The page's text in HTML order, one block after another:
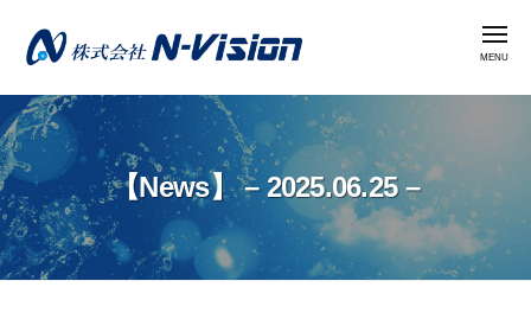
ン
ツ
へ
ス
キ
ッ
株
式
会
社
N
-
メ
ニ
【News】 – 2025.06.25 –
式
会
社
N
V
i
s
i